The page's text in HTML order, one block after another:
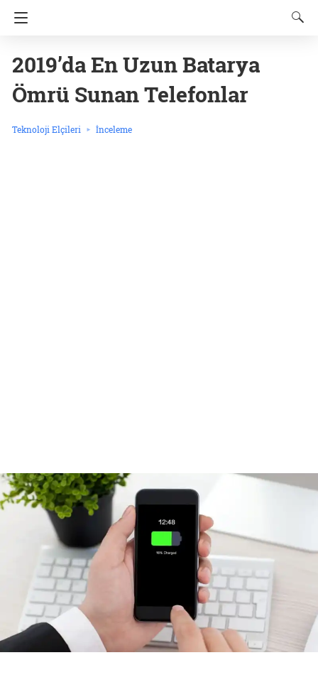
2019’da En Uzun Batarya
Ömrü Sunan Telefonlar
Teknoloji Elçileri İnceleme